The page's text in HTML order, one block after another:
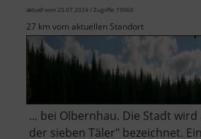
aktuell vom 23.07.2024 / Zugriffe: 19060
27 km vom aktuellen Standort
... bei Olbernhau. Die Stadt
der sieben Täler" bezeichnet.